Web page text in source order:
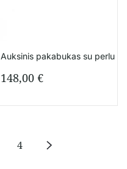
Auksinis pakabukas su perlu
148,00 €
4